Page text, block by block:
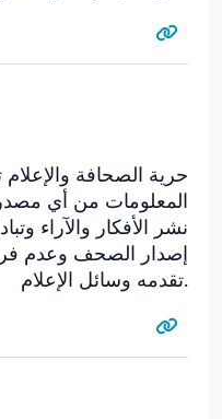
حرية الصحافة
المعلومات من أي مصدر
نشر الأفكار والآراء
إصدار الصحف وعدم
تقدمه وسائل الإعلام.